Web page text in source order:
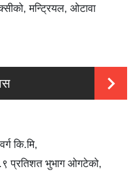
मन्ट्रियल, ओटावा
कि.मि,
प्रतिशत भुभाग ओगटेको,